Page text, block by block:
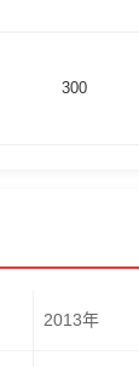
300
2013年